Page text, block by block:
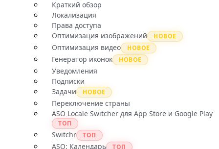
Краткий обзор
Локализация
Права доступа
Оптимизация изображений
НОВОЕ
Оптимизация видео НОВОЕ
Генератор иконок НОВОЕ
Уведомления
Подписки
Задачи
НОВОЕ
Переключение страны
ASO Locale Switcher для App Store и Google Play
ТОП
Switchr ТОП
ASO: Календарь ТОП